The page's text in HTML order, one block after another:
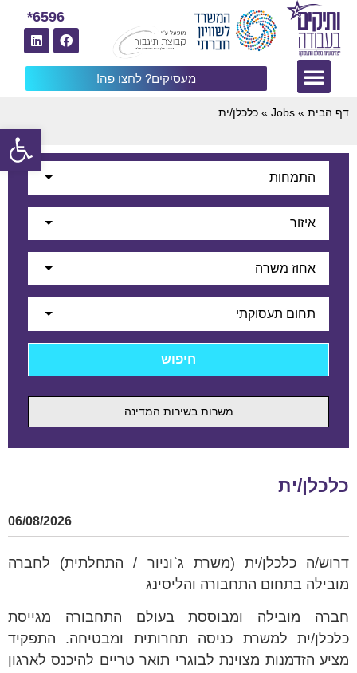
מעסיקים? לחצו פה!
6596*
דף הבית »
Jobs
» כלכלן/ית
התמחות
איזור
אחוז משרה
תחום תעסוקתי
משרות בשירות המדינה
כלכלן/ית
06/08/2026
דרוש/ה כלכלן/ית (משרת ג`וניור / התחלתית) לחברה
מובילה בתחום התחבורה והליסינג
חברה מובילה ומבוססת בעולם התחבורה מגייסת
כלכלן/ית למשרת כניסה תחרותית ומבטיחה. התפקיד
מציע הזדמנות מצוינת לבוגרי תואר טריים להיכנס לארגון